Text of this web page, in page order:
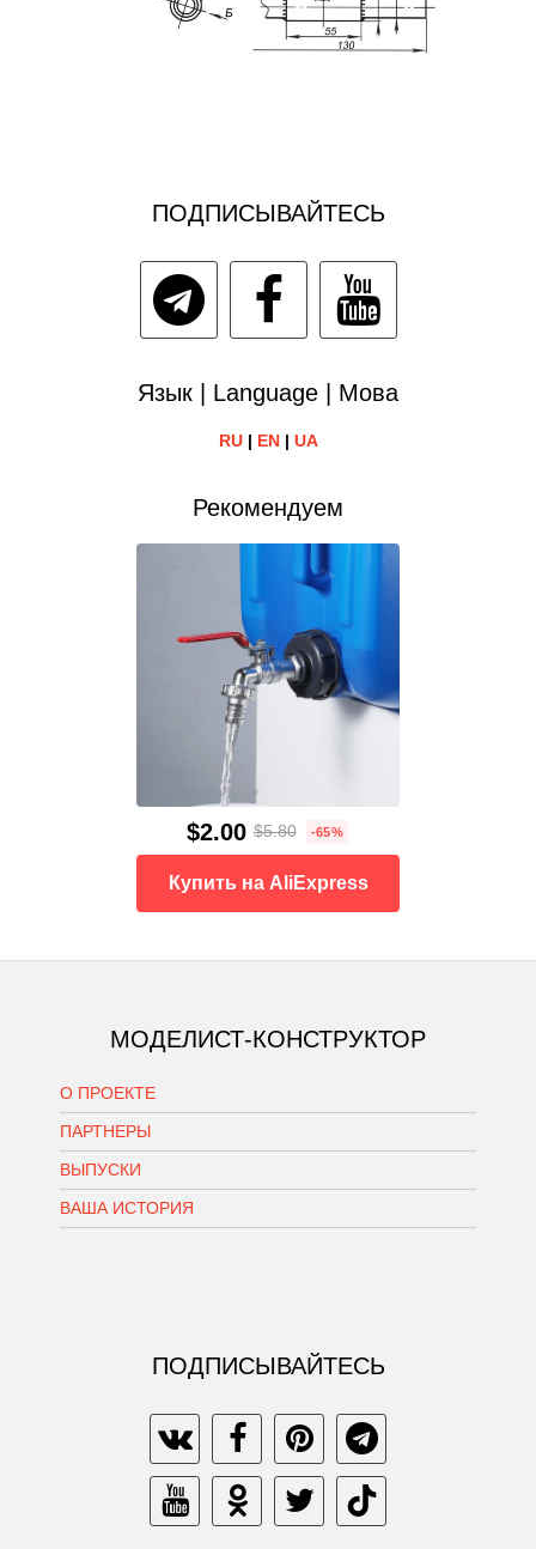
ПОДПИСЫВАЙТЕСЬ
Язык | Language | Мова
RU| EN| UA
Рекомендуем
$2.00 $5.80 -65%
Купить на AliExpress
МОДЕЛИСТ-КОНСТРУКТОР
О ПРОЕКТЕ
ПАРТНЕРЫ
ВЫПУСКИ
ВАША ИСТОРИЯ
ПОДПИСЫВАЙТЕСЬ